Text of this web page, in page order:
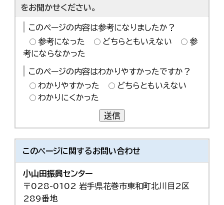
をお聞かせください。
このページの内容は参考になりましたか？
参考になった
どちらともいえない
参
考にならなかった
このページの内容はわかりやすかったですか？
わかりやすかった
どちらともいえない
わかりにくかった
送信
このページに関するお問い合わせ
小山田振興センター
〒028-0102 岩手県花巻市東和町北川目2区
289番地